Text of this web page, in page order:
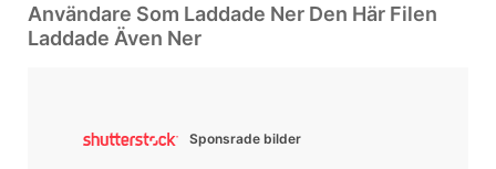
Användare Som Laddade Ner Den Här Filen
Laddade Även Ner
Sponsrade bilder